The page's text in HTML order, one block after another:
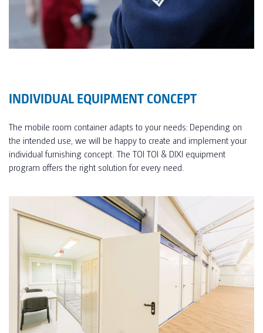
INDIVIDUAL EQUIPMENT CONCEPT
The mobile room container adapts to your needs: Depending on
the intended use, we will be happy to create and implement your
individual furnishing concept. The TOI TOI & DIXI equipment
program offers the right solution for every need.